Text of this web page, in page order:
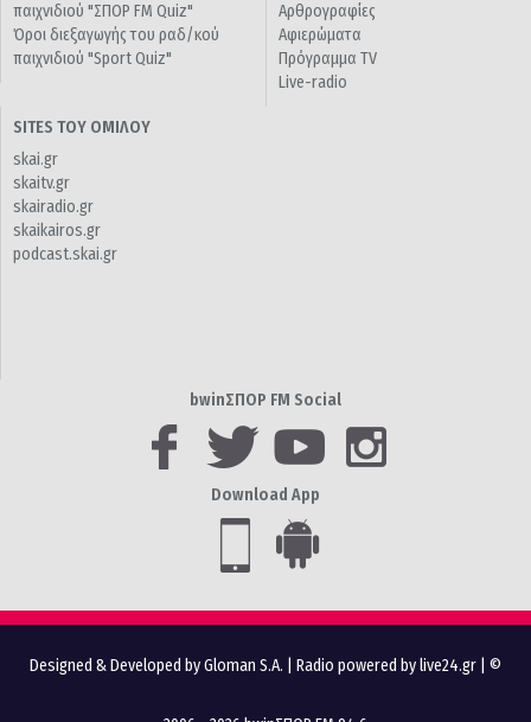
παιχνιδιού "ΣΠΟΡ FM Quiz"
Όροι διεξαγωγής του ραδ/κού
παιχνιδιού "Sport Quiz"
Αρθρογραφίες
Αφιερώματα
Πρόγραμμα TV
Live-radio
SITES ΤΟΥ ΟΜΙΛΟΥ
skai.gr
skaitv.gr
skairadio.gr
skaikairos.gr
podcast.skai.gr
bwinΣΠΟΡ FM Social
Download App
Designed & Developed by Gloman S.A. Radio powered by live24.gr | ©